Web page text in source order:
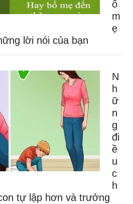
ố
m
ẹ
lời nói của bạn
N
h
ữ
n
g
đi
ề
u
c
h
tự lập hơn và trưởng